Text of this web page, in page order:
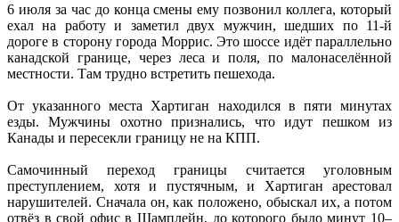
6 июля за час до конца смены ему позвонил коллега, который
ехал на работу и заметил двух мужчин, шедших по 11-й
дороге в сторону города Моррис. Это шоссе идёт параллельно
канадской границе, через леса и поля, по малонаселённой
местности. Там трудно встретить пешехода.
От указанного места Хартиган находился в пяти минутах
езды. Мужчины охотно признались, что идут пешком из
Канады и пересекли границу не на КПП.
Самочинный переход границы считается уголовным
преступлением, хотя и пустячным, и Хартиган арестовал
нарушителей. Сначала он, как положено, обыскал их, а потом
отвёз в свой офис в Шамплейн, до которого было минут 10–